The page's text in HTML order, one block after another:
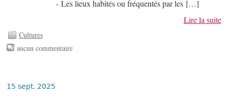
- Les lieux habités ou fréquentés par les […]
Lire la suite
Cultures
aucun commentaire
15 sept. 2025